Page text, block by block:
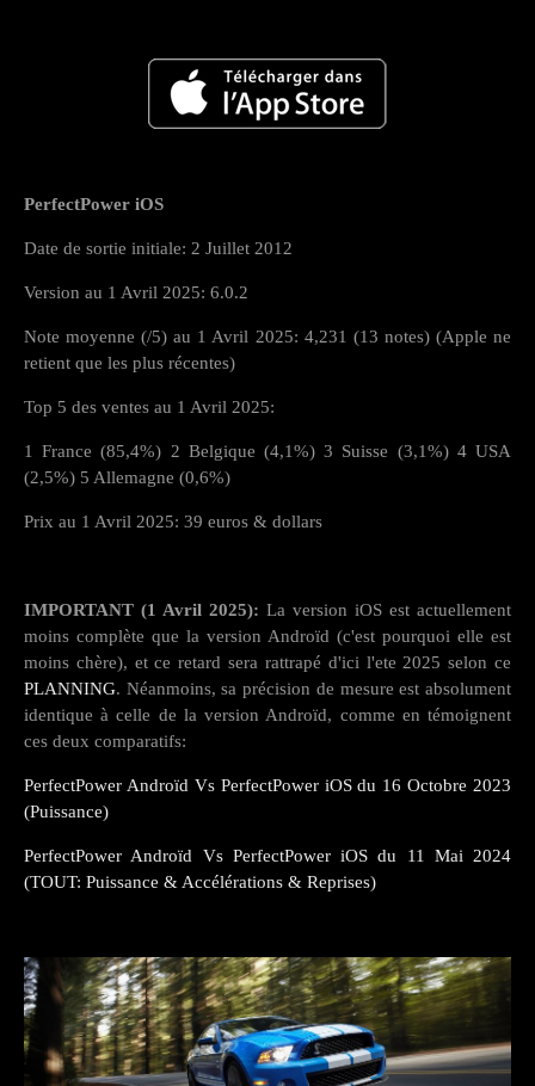
PerfectPower iOS
Date de sortie initiale: 2 Juillet 2012
Version au 1 Avril 2025: 6.0.2
Note moyenne (/5) au 1 Avril 2025: 4,231 (13 notes) (Apple ne
retient que les plus récentes)
Top 5 des ventes au 1 Avril 2025:
1 France (85,4%) 2 Belgique (4,1%) 3 Suisse (3,1%) 4 USA
(2,5%) 5 Allemagne (0,6%)
Prix au 1 Avril 2025: 39 euros & dollars
IMPORTANT (1 Avril 2025): La version iOS est actuellement
moins complète que la version Androïd (c'est pourquoi elle est
moins chère), et ce retard sera rattrapé d'ici l'ete 2025 selon ce
PLANNING. Néanmoins, sa précision de mesure est absolument
identique à celle de la version Androïd, comme en témoignent
ces deux comparatifs:
PerfectPower Androïd Vs PerfectPower iOS du 16 Octobre 2023
(Puissance)
PerfectPower Androïd Vs PerfectPower iOS du 11 Mai 2024
(TOUT: Puissance & Accélérations & Reprises)